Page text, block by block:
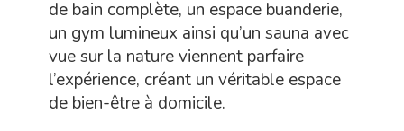
de bain complète, un espace buanderie,
un gym lumineux ainsi qu’un sauna avec
vue sur la nature viennent parfaire
l’expérience, créant un véritable espace
de bien-être à domicile.